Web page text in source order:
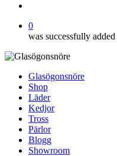
0
was successfully
Glasögonsnöre
Shop
Läder
Kedjor
Tross
Pärlor
Blogg
Showroom